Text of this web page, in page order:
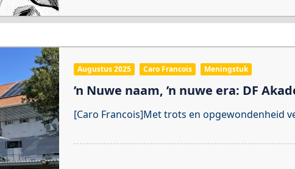
Augustus 2025 Caro Francois Meningstuk
’n Nuwe naam, ’n nuwe era: DF
[Caro Francois]Met trots en opgewondenheid